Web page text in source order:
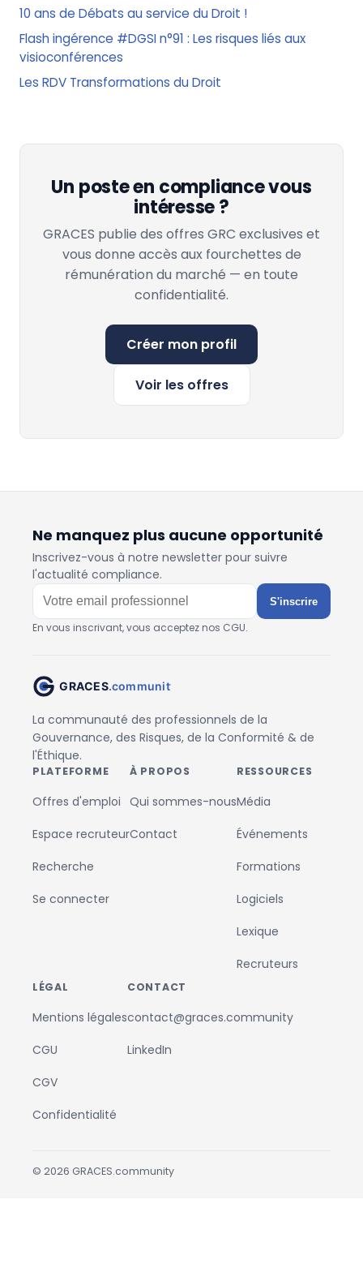
10 ans de Débats au service du Droit !
Flash ingérence #DGSI n°91 : Les risques liés aux
visioconférences
Les RDV Transformations du Droit
Un poste en compliance vous
intéresse ?
GRACES publie des offres GRC exclusives et
vous donne accès aux fourchettes de
rémunération du marché — en toute
confidentialité.
Créer mon profil
Voir les offres
Ne manquez plus aucune opportunité
Inscrivez-vous à notre newsletter pour suivre
l'actualité compliance.
S'inscrire
En vous inscrivant, vous acceptez nos CGU.
La communauté des professionnels de la
Gouvernance, des Risques, de la Conformité & de
l'Éthique.
PLATEFORME
Offres d'emploi
Espace recruteur
Recherche
Se connecter
À PROPOS
Qui sommes-nous
Contact
RESSOURCES
Média
Événements
Formations
Logiciels
Lexique
Recruteurs
LÉGAL
Mentions légales
CGU
CGV
Confidentialité
CONTACT
contact@graces.community
LinkedIn
© 2026 GRACES.community